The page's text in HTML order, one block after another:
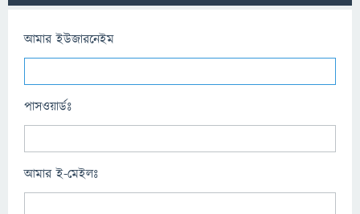
আমার ইউজারনেইম
পাসওয়ার্ডঃ
আমার ই-মেইলঃ